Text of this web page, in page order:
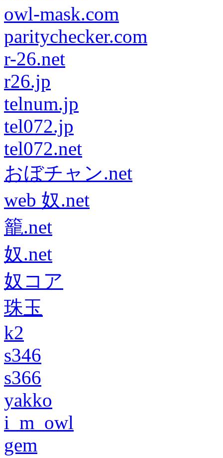
owl-mask.com
paritychecker.com
r-26.net
r26.jp
telnum.jp
tel072.jp
tel072.net
おぼチャン.net
web 奴.net
籠.net
奴.net
奴コア
珠玉
k2
s346
s366
yakko
i_m_owl
gem